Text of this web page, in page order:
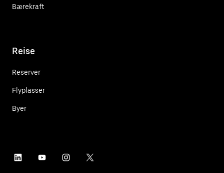
Bærekraft
Reise
Reserver
Flyplasser
Byer